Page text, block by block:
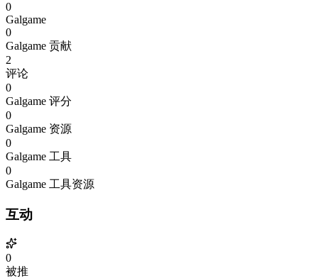
0
Galgame
0
Galgame 贡献
2
评论
0
Galgame 评分
0
Galgame 资源
0
Galgame 工具
0
Galgame 工具资源
互动
0
被推